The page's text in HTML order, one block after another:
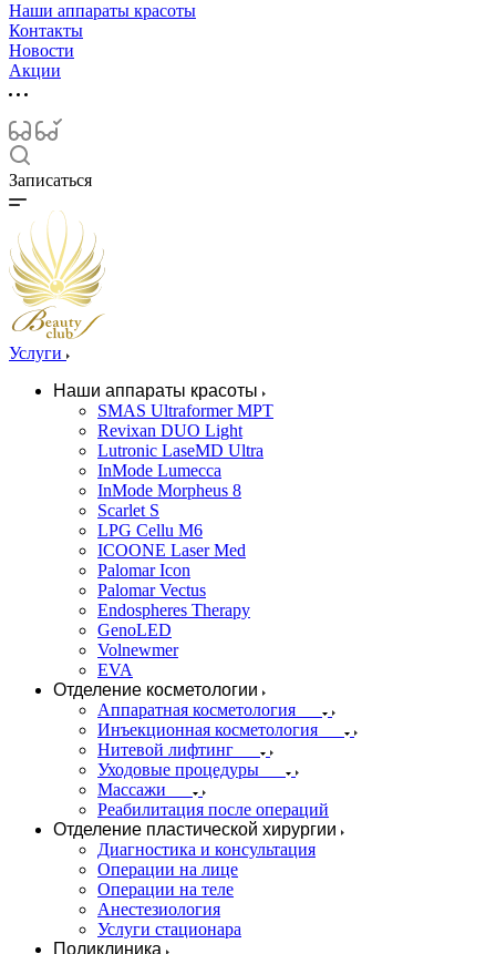
Наши аппараты красоты
Контакты
Новости
Акции
Записаться
Услуги
Наши аппараты красоты
SMAS Ultraformer MPT
Revixan DUO Light
Lutronic LaseMD Ultra
InMode Lumecca
InMode Morpheus 8
Scarlet S
LPG Cellu M6
ICOONE Laser Med
Palomar Icon
Palomar Vectus
Endospheres Therapy
GenoLED
Volnewmer
EVA
Отделение косметологии
Аппаратная косметология
Инъекционная косметология
Нитевой лифтинг
Уходовые процедуры
Массажи
Реабилитация после операций
Отделение пластической хирургии
Диагностика и консультация
Операции на лице
Операции на теле
Анестезиология
Услуги стационара
Поликлиника